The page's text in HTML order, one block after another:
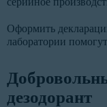
Оформить
лаборатории
дезодорант